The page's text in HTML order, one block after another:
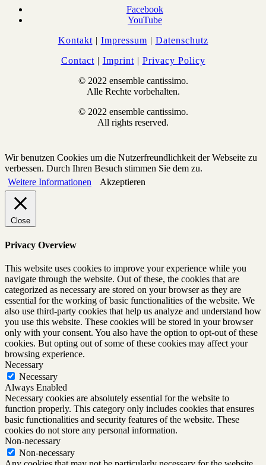
Facebook
YouTube
Kontakt | Impressum | Datenschutz
Contact | Imprint | Privacy Policy
© 2022 ensemble cantissimo.
Alle Rechte vorbehalten.
© 2022 ensemble cantissimo.
All rights reserved.
Wir benutzen Cookies um die Nutzerfreundlichkeit der Webseite zu
verbessen. Durch Ihren Besuch stimmen Sie dem zu.
Weitere Informationen
Akzeptieren
Close
Privacy Overview
This website uses cookies to improve your experience while you
navigate through the website. Out of these, the cookies that are
categorized as necessary are stored on your browser as they are
essential for the working of basic functionalities of the website. We
also use third-party cookies that help us analyze and understand how
you use this website. These cookies will be stored in your browser
only with your consent. You also have the option to opt-out of these
cookies. But opting out of some of these cookies may affect your
browsing experience.
Necessary
Necessary
Always Enabled
Necessary cookies are absolutely essential for the website to
function properly. This category only includes cookies that ensures
basic functionalities and security features of the website. These
cookies do not store any personal information.
Non-necessary
Non-necessary